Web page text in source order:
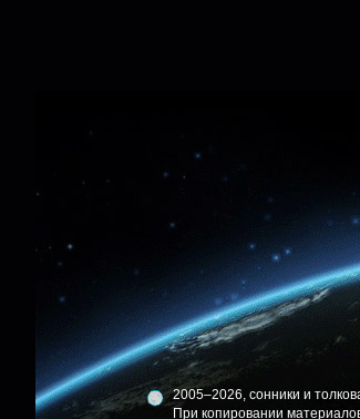
2005–2026, сонники и
При копировании